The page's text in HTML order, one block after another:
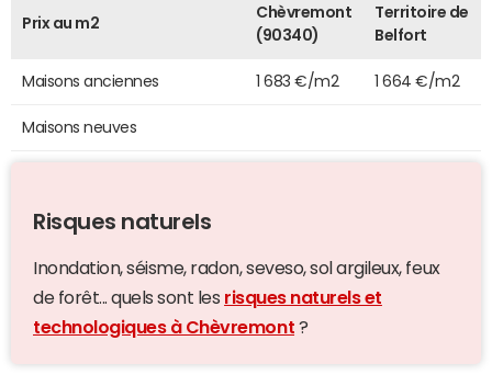
Prix au m2
Chèvremont
(90340)
Territoire de
Belfort
Maisons anciennes 1 683 €/m2 1 664 €/m2
Maisons neuves
Risques naturels
Inondation, séisme, radon, seveso, sol argileux, feux
de forêt... quels sont les risques naturels et
technologiques à Chèvremont ?